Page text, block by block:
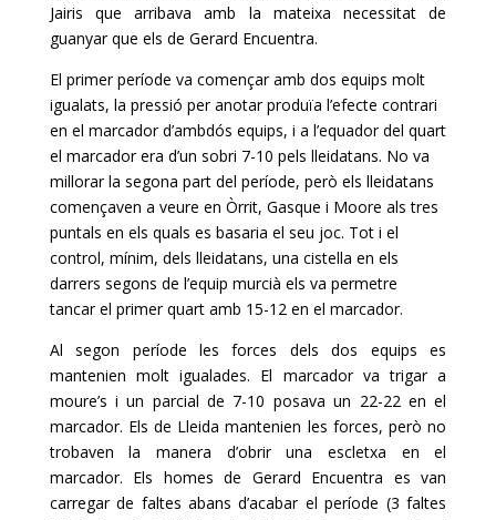
Jairis que arribava amb la mateixa necessitat de
guanyar que els de Gerard Encuentra.
El primer període va començar amb dos equips molt
igualats, la pressió per anotar produïa l’efecte contrari
en el marcador d’ambdós equips, i a l’equador del quart
el marcador era d’un sobri 7-10 pels lleidatans. No va
millorar la segona part del període, però els lleidatans
començaven a veure en Òrrit, Gasque i Moore als tres
puntals en els quals es basaria el seu joc. Tot i el
control, mínim, dels lleidatans, una cistella en els
darrers segons de l’equip murcià els va permetre
tancar el primer quart amb 15-12 en el marcador.
Al segon període les forces dels dos equips es
mantenien molt igualades. El marcador va trigar a
moure’s i un parcial de 7-10 posava un 22-22 en el
marcador. Els de Lleida mantenien les forces, però no
trobaven la manera d’obrir una escletxa en el
marcador. Els homes de Gerard Encuentra es van
carregar de faltes abans d’acabar el període (3 faltes